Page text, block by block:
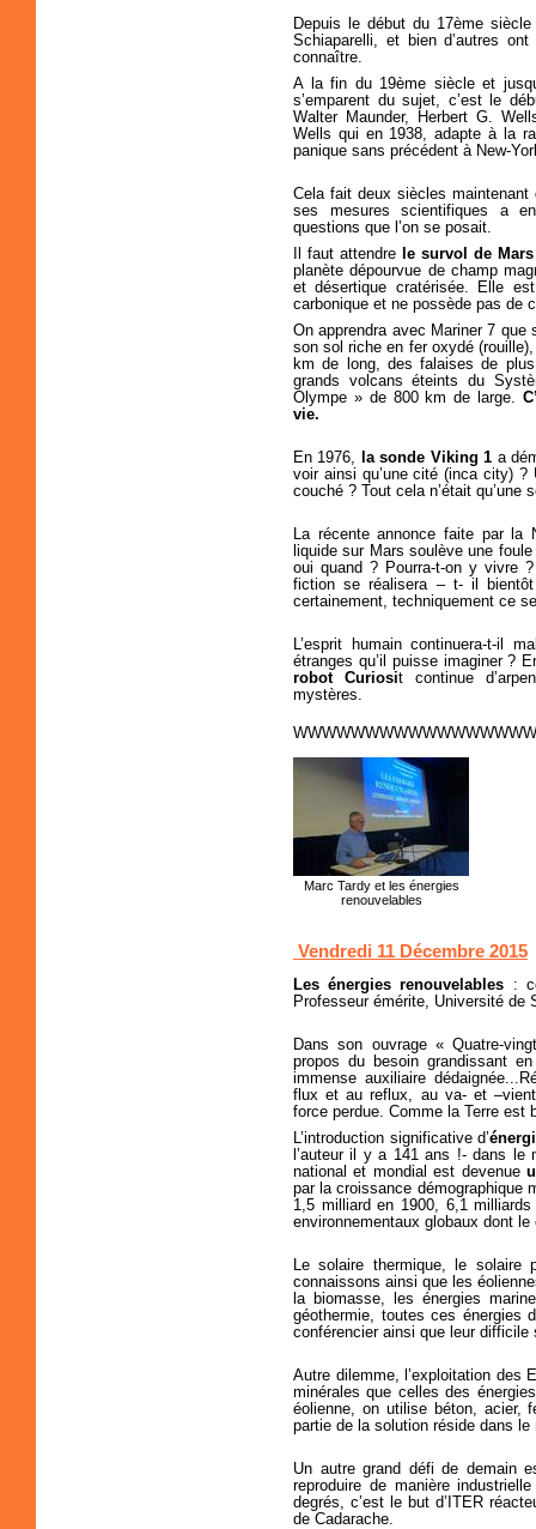
Depuis le début du 17ème
Schiaparelli, et bien d’autres
connaître.
A la fin du 19ème siècle et
s’emparent du sujet, c’est le
Walter Maunder, Herbert G.
Wells qui en 1938, adapte à la
panique sans précédent à New-
Cela fait deux siècles
ses mesures scientifiques a
questions que l’on se posait.
Il faut attendre le survol de
planète dépourvue de champ
et désertique cratérisée. Elle
carbonique et ne possède pas de
On apprendra avec Mariner 7
son sol riche en fer oxydé
km de long, des falaises de
grands volcans éteints du
Olympe » de 800 km de large.
vie.
En 1976, la sonde Viking 1 a
voir ainsi qu’une cité (inca city)
couché ? Tout cela n’était qu’une
La récente annonce faite par la
liquide sur Mars soulève une
oui quand ? Pourra-t-on y vivre
fiction se réalisera – t- il
certainement, techniquement ce
L’esprit humain continuera-t-il
étranges qu’il puisse imaginer ?
robot Curiosit continue
mystères.
Marc Tardy et les énergies
renouvelables
Vendredi 11 Décembre 2015
Les énergies renouvelables :
Professeur émérite, Université de
Dans son ouvrage « Quatre-
propos du besoin grandissant
immense auxiliaire
flux et au reflux, au va- et –vient
force perdue. Comme la Terre est
L’introduction significative d’
l’auteur il y a 141 ans !- dans le
national et mondial est devenue
par la croissance démographique
1,5 milliard en 1900, 6,1
environnementaux globaux dont
Le solaire thermique, le solaire
connaissons ainsi que les
la biomasse, les énergies
géothermie, toutes ces énergies
conférencier ainsi que leur difficile
Autre dilemme, l’exploitation des
minérales que celles des
éolienne, on utilise béton, acier,
partie de la solution réside dans
Un autre grand défi de demain
reproduire de manière
degrés, c’est le but d’ITER
de Cadarache.